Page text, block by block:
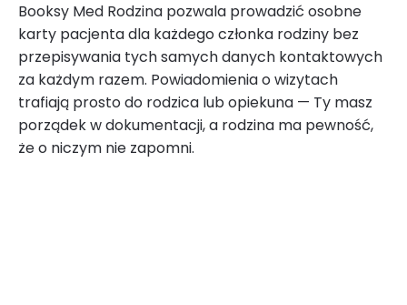
Booksy Med Rodzina pozwala prowadzić osobne
karty pacjenta dla każdego członka rodziny bez
przepisywania tych samych danych kontaktowych
za każdym razem. Powiadomienia o wizytach
trafiają prosto do rodzica lub opiekuna — Ty masz
porządek w dokumentacji, a rodzina ma pewność,
że o niczym nie zapomni.